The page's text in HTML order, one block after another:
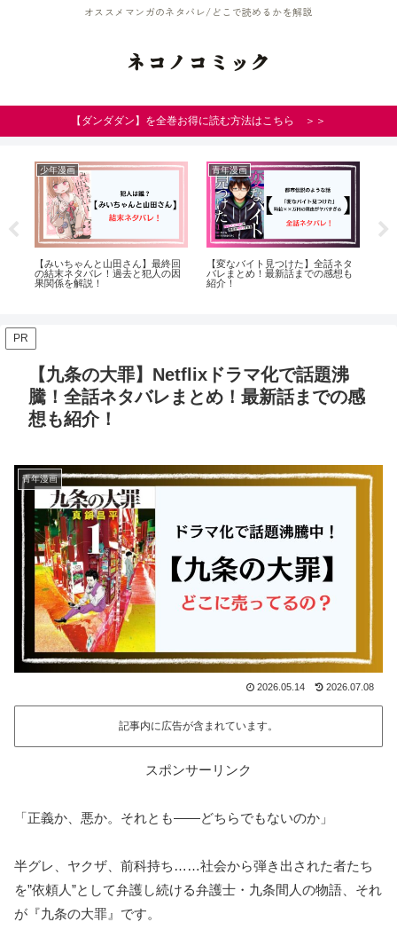
オススメマンガのネタバレ/どこで読めるかを解説
ネコノコミック
【ダンダダン】を全巻お得に読む方法はこちら ＞＞
少年漫画
【みいちゃんと山田さん】最終回
の結末ネタバレ！過去と犯人の因
果関係を解説！
青年漫画
【変なバイト見つけた】全話ネタ
バレまとめ！最新話までの感想も
紹介！
PR
【九条の大罪】Netflixドラマ化で話題沸
騰！全話ネタバレまとめ！最新話までの感
想も紹介！
青年漫画
2026.05.14 2026.07.08
記事内に広告が含まれています。
スポンサーリンク
「正義か、悪か。それとも――どちらでもないのか」
半グレ、ヤクザ、前科持ち……社会から弾き出された者たち
を”依頼人”として弁護し続ける弁護士・九条間人の物語、それ
が『九条の大罪』です。